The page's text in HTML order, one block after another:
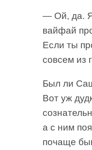
— Ой, да. Я
вайфай
Если ты
совсем из
Был ли
Вот уж
а с ним
почаще